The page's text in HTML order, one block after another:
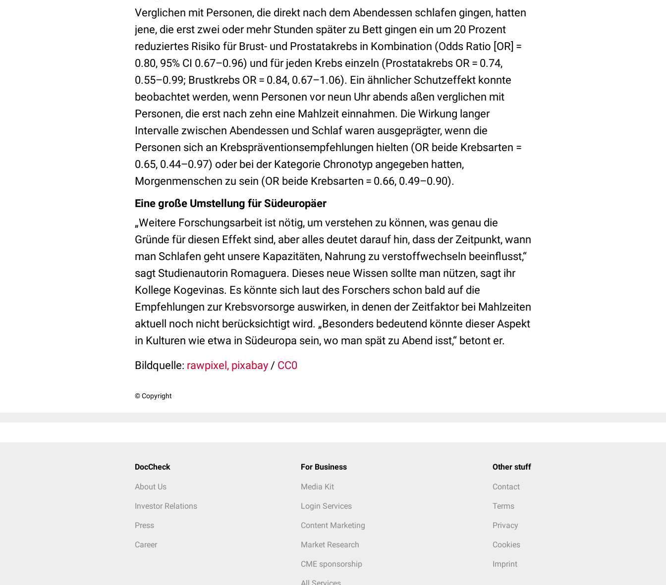
Verglichen mit Personen, die direkt nach dem Abendessen schlafen gingen, hatten
jene, die erst zwei oder mehr Stunden später zu Bett gingen ein um 20 Prozent
reduziertes Risiko für Brust- und Prostatakrebs in Kombination (Odds Ratio [OR] =
0.80, 95% CI 0.67–0.96) und für jeden Krebs einzeln (Prostatakrebs OR = 0.74,
0.55–0.99; Brustkrebs OR = 0.84, 0.67–1.06). Ein ähnlicher Schutzeffekt konnte
beobachtet werden, wenn Personen vor neun Uhr abends aßen verglichen mit
Personen, die erst nach zehn eine Mahlzeit einnahmen. Die Wirkung langer
Intervalle zwischen Abendessen und Schlaf waren ausgeprägter, wenn die
Personen sich an Krebspräventionsempfehlungen hielten (OR beide Krebsarten =
0.65, 0.44–0.97) oder bei der Kategorie Chronotyp angegeben hatten,
Morgenmenschen zu sein (OR beide Krebsarten = 0.66, 0.49–0.90).
Eine große Umstellung für Südeuropäer
„Weitere Forschungsarbeit ist nötig, um verstehen zu können, was genau die
Gründe für diesen Effekt sind, aber alles deutet darauf hin, dass der Zeitpunkt, wann
man Schlafen geht unsere Kapazitäten, Nahrung zu verstoffwechseln beeinflusst,“
sagt Studienautorin Romaguera. Dieses neue Wissen sollte man nützen, sagt ihr
Kollege Kogevinas. Es könnte sich laut des Forschers schon bald auf die
Empfehlungen zur Krebsvorsorge auswirken, in denen der Zeitfaktor bei Mahlzeiten
aktuell noch nicht berücksichtigt wird. „Besonders bedeutend könnte dieser Aspekt
in Kulturen wie etwa in Südeuropa sein, wo man spät zu Abend isst,“ betont er.
Bildquelle: rawpixel, pixabay / CC0
© Copyright
DocCheck
About Us
Investor Relations
Press
Career
For Business
Media Kit
Login Services
Content Marketing
Market Research
CME sponsorship
Other stuff
Contact
Terms
Privacy
Cookies
Imprint